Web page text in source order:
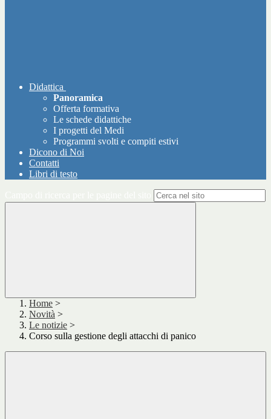
Didattica
Panoramica
Offerta formativa
Le schede didattiche
I progetti del Medi
Programmi svolti e compiti estivi
Dicono di Noi
Contatti
Libri di testo
Home >
Novità >
Le notizie >
Corso sulla gestione degli attacchi di panico